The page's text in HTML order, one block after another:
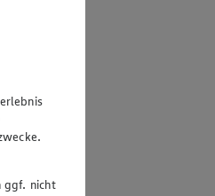
ggf. nicht